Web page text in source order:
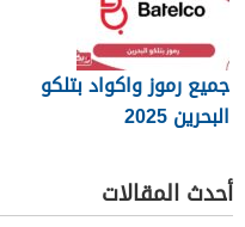
جميع رموز واكواد بتلكو
البحرين 2025
أحدث المقالات